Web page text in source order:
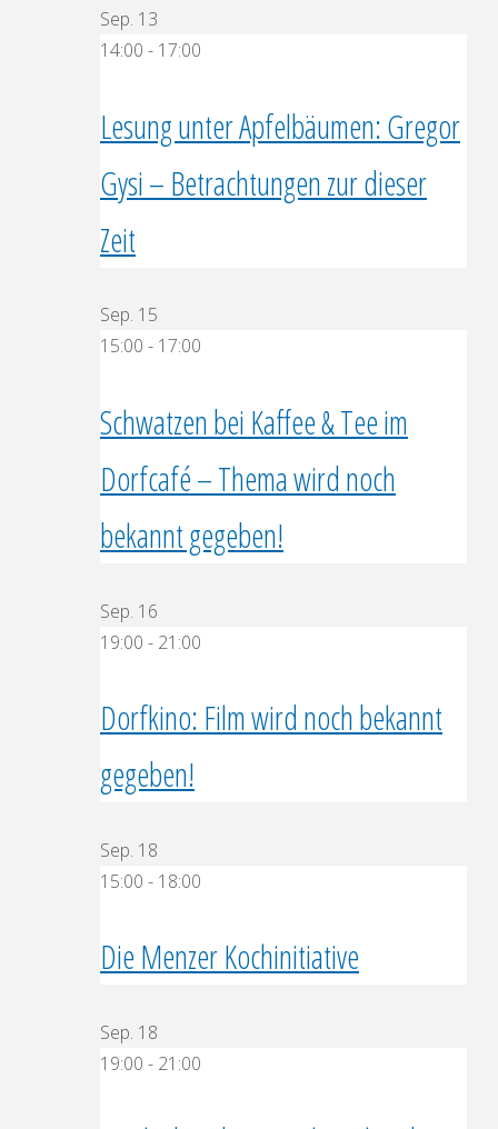
Sep. 13
14:00 - 17:00
Lesung unter Apfelbäumen: Gregor
Gysi – Betrachtungen zur dieser
Zeit
Sep. 15
15:00 - 17:00
Schwatzen bei Kaffee & Tee im
Dorfcafé – Thema wird noch
bekannt gegeben!
Sep. 16
19:00 - 21:00
Dorfkino: Film wird noch bekannt
gegeben!
Sep. 18
15:00 - 18:00
Die Menzer Kochinitiative
Sep. 18
19:00 - 21:00